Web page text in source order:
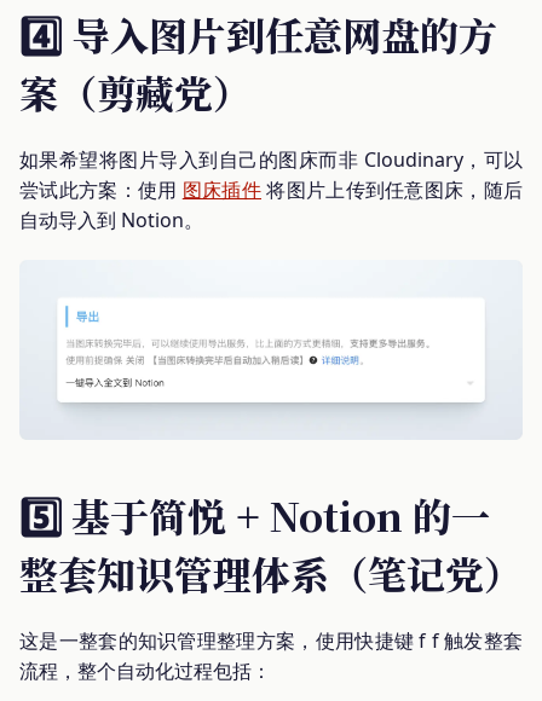
4️⃣ 导入图片到任意网盘的方
案（剪藏党）
如果希望将图片导入到自己的图床而非 Cloudinary，可以
尝试此方案：使用 图床插件将图片上传到任意图床，随后
自动导入到 Notion。
5️⃣ 基于简悦 + Notion 的一
整套知识管理体系（笔记党）
这是一整套的知识管理整理方案，使用快捷键 f f 触发整套
流程，整个自动化过程包括：